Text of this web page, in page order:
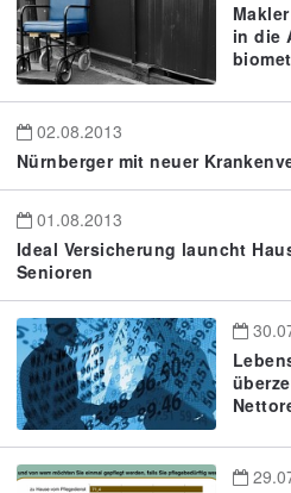
in die
02.08.2013
Nürnberger mit neuer
01.08.2013
Ideal Versicherung launcht
Senioren